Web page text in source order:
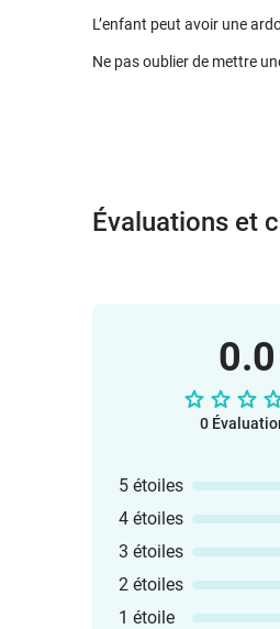
L’enfant peut avoir une
Ne pas oublier de mettre
Évaluations et
0.0
0
5 étoiles
4 étoiles
3 étoiles
2 étoiles
1 étoile